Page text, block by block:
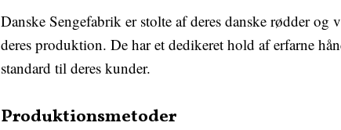
Danske Sengefabrik er stolte af deres danske rødder
deres produktion. De har et dedikeret hold af erfarne
standard til deres kunder.
Produktionsmetoder